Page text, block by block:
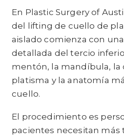
En Plastic Surgery of
del lifting de cuello de
aislado comienza con
detallada del tercio
mentón, la mandíbula, la
platisma y la anatomía
cuello.
El procedimiento es
pacientes necesitan más